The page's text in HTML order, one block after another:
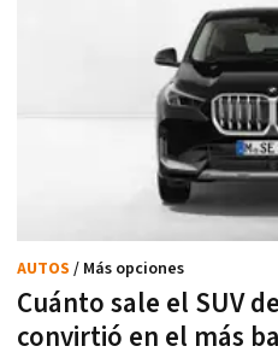
Cuánto sale el SUV
convirtió en el más
AUTOS / Más opciones